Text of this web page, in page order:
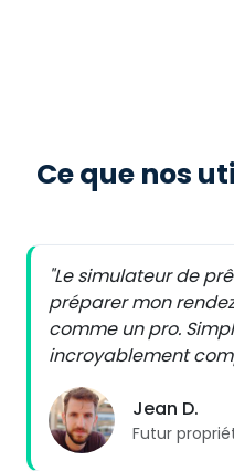
Ce que nos
"Le simulateur de
préparer mon
comme un pro.
incroyablement
Jean D.
Futur